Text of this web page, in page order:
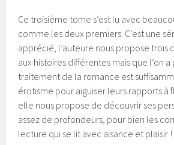
Ce troisième tome s’est lu avec
comme les deux premiers. C’est une
apprécié, l’auteure nous propose trois
aux histoires différentes mais que l’on a
traitement de la romance est
érotisme pour aiguiser leurs rapports à
elle nous propose de découvrir ses
assez de profondeurs, pour bien les
lecture qui se lit avec aisance et plaisir !